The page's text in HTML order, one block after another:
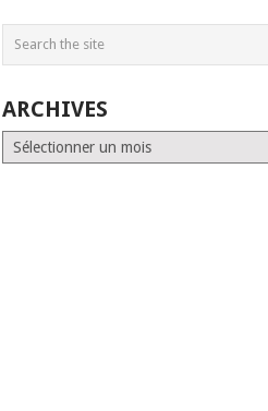
ARCHIVES
Archives